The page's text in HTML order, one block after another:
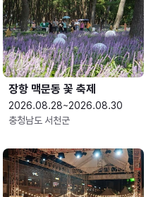
장항 맥문동 꽃 축제
2026.08.28~2026.08.30
충청남도 서천군